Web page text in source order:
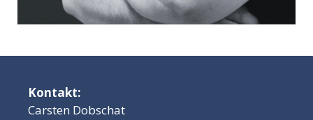
Kontakt:
Carsten Dobschat